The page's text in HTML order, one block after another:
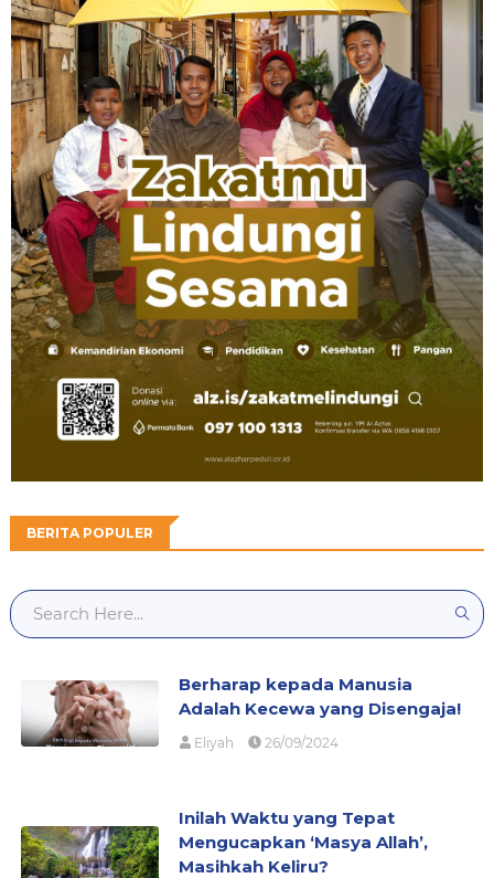
BERITA POPULER
Berharap kepada Manusia
Adalah Kecewa yang Disengaja!
Eliyah 26/09/2024
Inilah Waktu yang Tepat
Mengucapkan ‘Masya Allah’,
Masihkah Keliru?